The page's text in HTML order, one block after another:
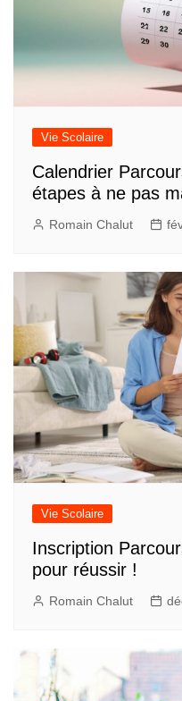
Vie Scolaire
Calendrier
étapes à ne pas
Romain Chalut
Vie Scolaire
Inscription
pour réussir !
Romain Chalut